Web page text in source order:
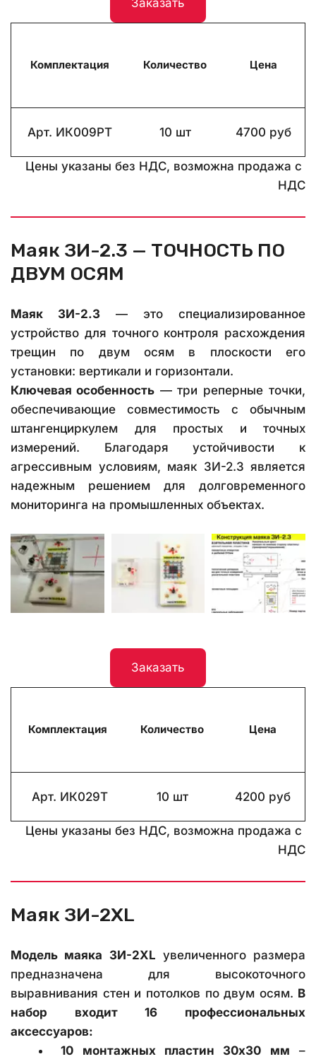
Заказать
Комплектация Количество Цена
Арт. ИК009РТ 10 шт 4700 руб
Цены указаны без НДС, возможна продажа с
НДС
Маяк ЗИ-2.3 — ТОЧНОСТЬ ПО
ДВУМ ОСЯМ
Маяк ЗИ-2.3— это специализированное
устройство для точного контроля расхождения
трещин по двум осям в плоскости его
установки: вертикали и горизонтали.
Ключевая особенность— три реперные точки,
обеспечивающие совместимость с обычным
штангенциркулем для простых и точных
измерений. Благодаря устойчивости к
агрессивным условиям, маяк ЗИ-2.3 является
надежным решением для долговременного
мониторинга на промышленных объектах.
Заказать
Комплектация Количество Цена
Арт. ИК029Т 10 шт 4200 руб
Цены указаны без НДС, возможна продажа с
НДС
Маяк ЗИ-2XL
Модель маяка ЗИ-2XL увеличенного размера
предназначена для высокоточного
выравнивания стен и потолков по двум осям. В
набор входит 16 профессиональных
аксессуаров:
10 монтажных пластин 30х30 мм –